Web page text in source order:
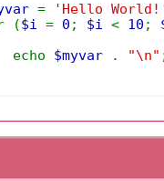
=
'Hello
($i = 0 ; $i < 10 ;
$myvar . "\n"